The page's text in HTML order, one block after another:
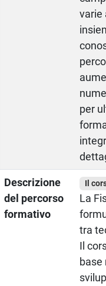
varie
per
Descrizione
del percorso
formativo
Il
La
tra
Il
base